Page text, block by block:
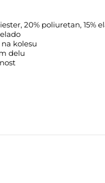
20% poliuretan, 15%
kolesu
delu